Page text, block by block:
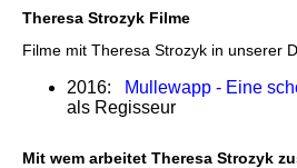
Theresa Strozyk Filme
Filme mit Theresa Strozyk in unserer
2016: Mullewapp - Eine
als Regisseur
Mit wem arbeitet Theresa Strozyk